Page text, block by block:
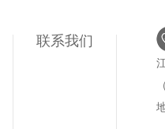
联系我们